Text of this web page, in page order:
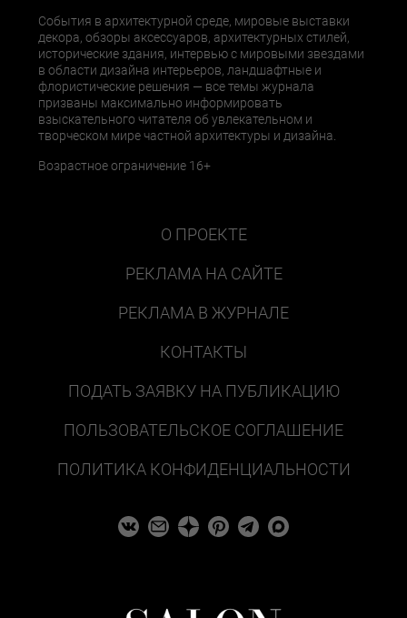
События в архитектурной среде, мировые выставки
декора, обзоры аксессуаров, архитектурных стилей,
исторические здания, интервью с мировыми звездами
в области дизайна интерьеров, ландшафтные и
флористические решения — все темы журнала
призваны максимально информировать
взыскательного читателя об увлекательном и
творческом мире частной архитектуры и дизайна.
Возрастное ограничение 16+
О ПРОЕКТЕ
РЕКЛАМА НА САЙТЕ
РЕКЛАМА В ЖУРНАЛЕ
КОНТАКТЫ
ПОДАТЬ ЗАЯВКУ НА ПУБЛИКАЦИЮ
ПОЛЬЗОВАТЕЛЬСКОЕ СОГЛАШЕНИЕ
ПОЛИТИКА КОНФИДЕНЦИАЛЬНОСТИ